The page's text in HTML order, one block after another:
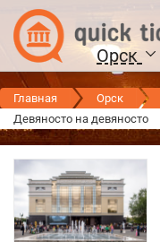
Орск
Главная Орск
Девяносто на девяносто